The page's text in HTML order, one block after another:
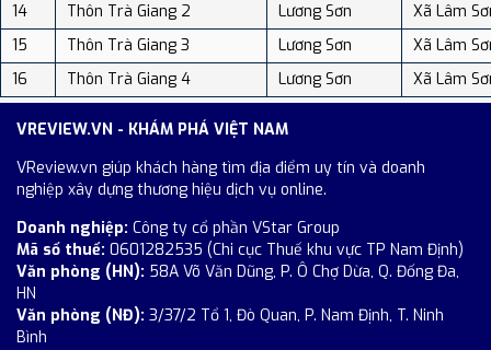
14
Thôn Trà Giang 2 Lương Sơn
Xã Lâm
15
Thôn Trà Giang 3 Lương Sơn
Xã Lâm
16
Thôn Trà Giang 4 Lương Sơn Xã Lâm
VREVIEW.VN - KHÁM PHÁ VIỆT NAM
VReview.vn giúp khách hàng tìm địa điểm uy tín và doanh
nghiệp xây dựng thương hiệu dịch vụ online.
Doanh nghiệp: Công ty cổ phần VStar Group
Mã số thuế: 0601282535 (Chi cục Thuế khu vực TP Nam Định)
Văn phòng (HN): 58A Võ Văn Dũng, P. Ô Chợ Dừa, Q. Đống Đa,
HN
Văn phòng (NĐ): 3/37/2 Tổ 1, Đò Quan, P. Nam Định, T. Ninh
Bình